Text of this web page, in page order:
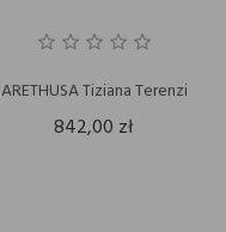
ARETHUSA Tiziana Terenzi
842,00 zł